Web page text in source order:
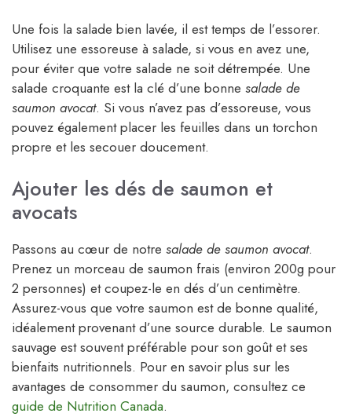
Une fois la salade bien lavée, il est temps de l’essorer.
Utilisez une essoreuse à salade, si vous en avez une,
pour éviter que votre salade ne soit détrempée. Une
salade croquante est la clé d’une bonne salade de
saumon avocat. Si vous n’avez pas d’essoreuse, vous
pouvez également placer les feuilles dans un torchon
propre et les secouer doucement.
Ajouter les dés de saumon et
avocats
Passons au cœur de notre salade de saumon avocat.
Prenez un morceau de saumon frais (environ 200g pour
2 personnes) et coupez-le en dés d’un centimètre.
Assurez-vous que votre saumon est de bonne qualité,
idéalement provenant d’une source durable. Le saumon
sauvage est souvent préférable pour son goût et ses
bienfaits nutritionnels. Pour en savoir plus sur les
avantages de consommer du saumon, consultez ce
guide de Nutrition Canada.